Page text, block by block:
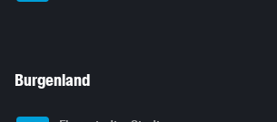
Burgenland